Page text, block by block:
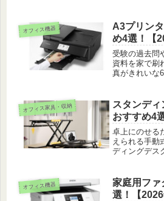
オフィス機器
A3プリン
め4選！【
受験の過去問
資料を家で刷
真がきれいな
オフィス家具・収納
スタンデ
おすすめ4
卓上にのせる
えられる手動
ディングデス
届けします。
オフィス機器
家庭用ファ
選！【2026